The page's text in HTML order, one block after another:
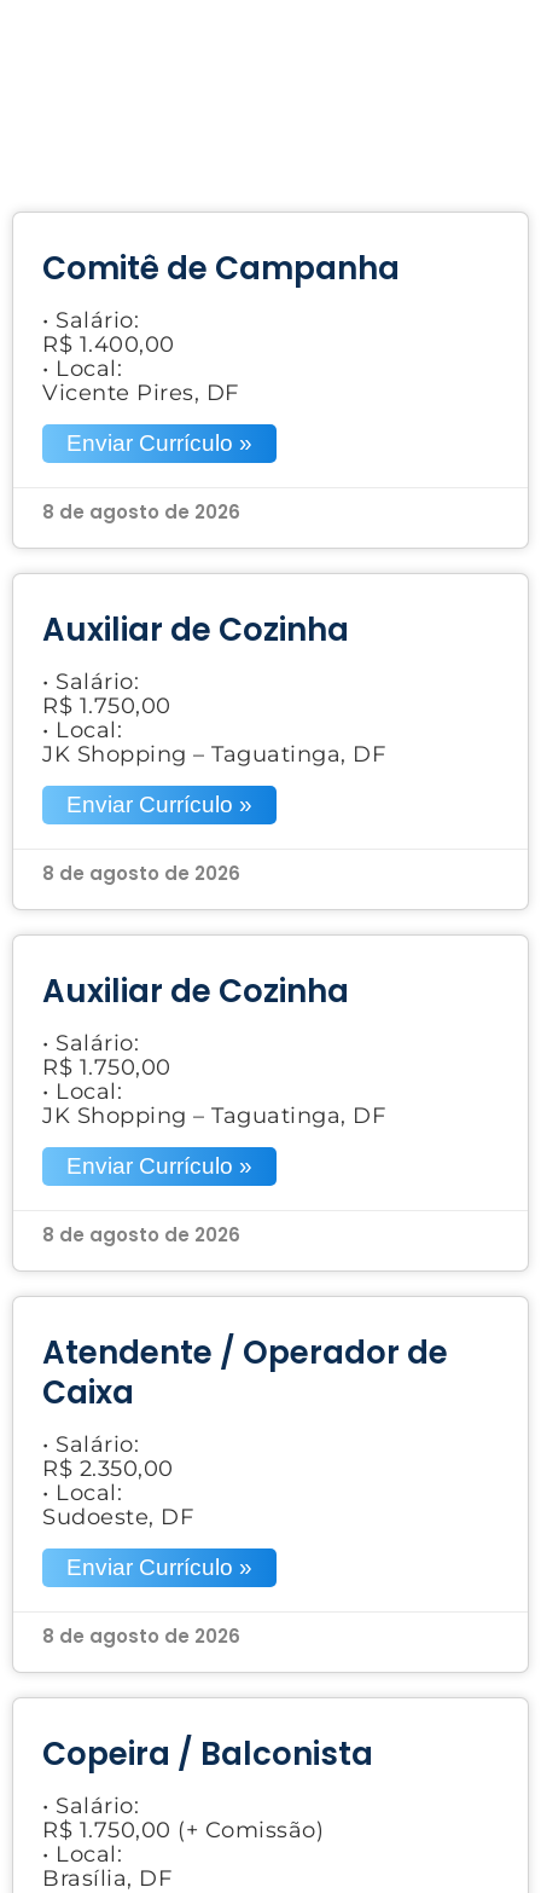
Comitê de Campanha
• Salário:
R$ 1.400,00
• Local:
Vicente Pires, DF
Enviar Currículo »
8 de agosto de 2026
Auxiliar de Cozinha
• Salário:
R$ 1.750,00
• Local:
JK Shopping – Taguatinga, DF
Enviar Currículo »
8 de agosto de 2026
Auxiliar de Cozinha
• Salário:
R$ 1.750,00
• Local:
JK Shopping – Taguatinga, DF
Enviar Currículo »
8 de agosto de 2026
Atendente / Operador de
Caixa
• Salário:
R$ 2.350,00
• Local:
Sudoeste, DF
Enviar Currículo »
8 de agosto de 2026
Copeira / Balconista
• Salário:
R$ 1.750,00 (+ Comissão)
• Local:
Brasília, DF